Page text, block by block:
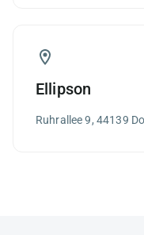
Ellipson
Ruhrallee 9, 44139